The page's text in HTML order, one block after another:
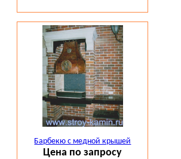
Барбекю с медной крышей
Цена по запросу